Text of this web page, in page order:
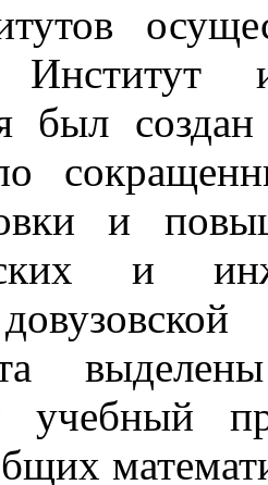
Институт
был
и
и
учебный